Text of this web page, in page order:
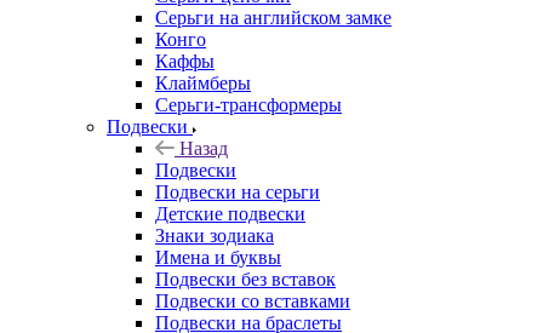
Серьги на английском замке
Конго
Каффы
Клаймберы
Серьги-трансформеры
Подвески
Назад
Подвески
Подвески на серьги
Детские подвески
Знаки зодиака
Имена и буквы
Подвески без вставок
Подвески со вставками
Подвески на браслеты